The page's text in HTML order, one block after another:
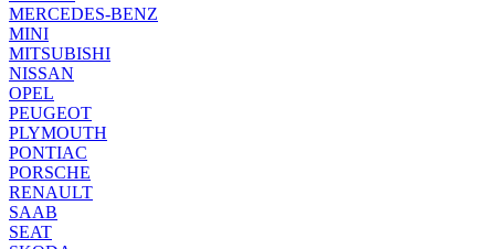
MERCEDES-BENZ
MINI
MITSUBISHI
NISSAN
OPEL
PEUGEOT
PLYMOUTH
PONTIAC
PORSCHE
RENAULT
SAAB
SEAT